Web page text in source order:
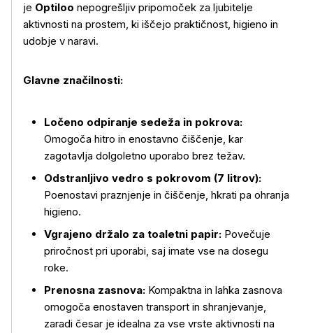
Več o izdelku
je Optiloo nepogrešljiv pripomoček za ljubitelje
aktivnosti na prostem, ki iščejo praktičnost, higieno in
udobje v naravi.
Glavne značilnosti:
Ločeno odpiranje sedeža in pokrova:
Omogoča hitro in enostavno čiščenje, kar
zagotavlja dolgoletno uporabo brez težav.
Odstranljivo vedro s pokrovom (7 litrov):
Poenostavi praznjenje in čiščenje, hkrati pa ohranja
higieno.
Vgrajeno držalo za toaletni papir: Povečuje
priročnost pri uporabi, saj imate vse na dosegu
roke.
Prenosna zasnova: Kompaktna in lahka zasnova
omogoča enostaven transport in shranjevanje,
zaradi česar je idealna za vse vrste aktivnosti na